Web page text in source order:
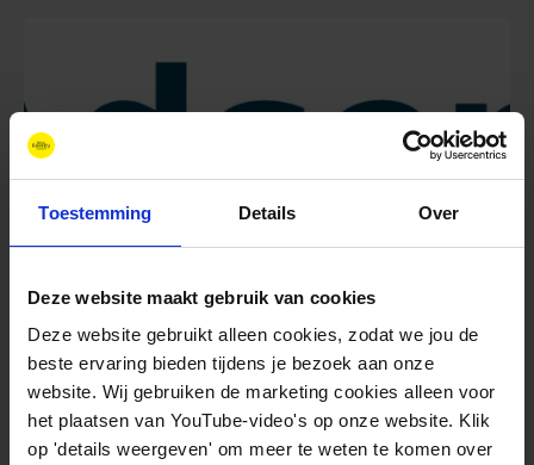
Toestemming Details Over
Deze website maakt gebruik van cookies
Deze website gebruikt alleen cookies, zodat we jou de
beste ervaring bieden tijdens je bezoek aan onze
website. Wij gebruiken de marketing cookies alleen voor
het plaatsen van YouTube-video's op onze website. Klik
op 'details weergeven' om meer te weten te komen over
augustus 26, 2025
Adsensys H2 Solutions B.V.